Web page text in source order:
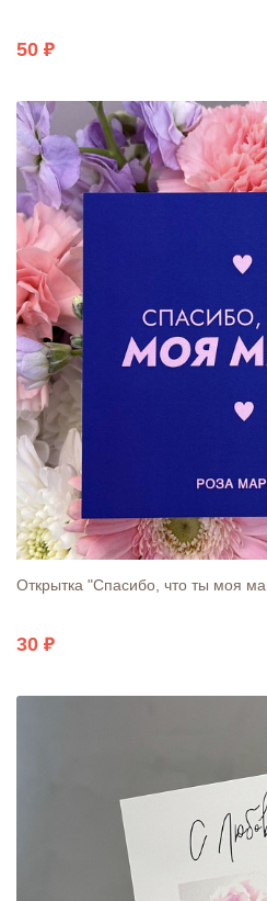
50
Открытка "Спасибо, что ты моя
30